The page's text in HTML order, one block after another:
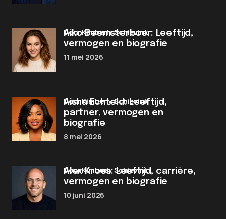
Aiko Beemsterboer: Leeftijd,
vermogen en biografie
door Kimberly Schievink
11 mei 2026
Aisha Echteld: Leeftijd,
partner, vermogen en
biografie
door Kimberly Schievink
8 mei 2026
Alex Kroes: Leeftijd, carrière,
vermogen en biografie
door Kimberly Schievink
10 juni 2026